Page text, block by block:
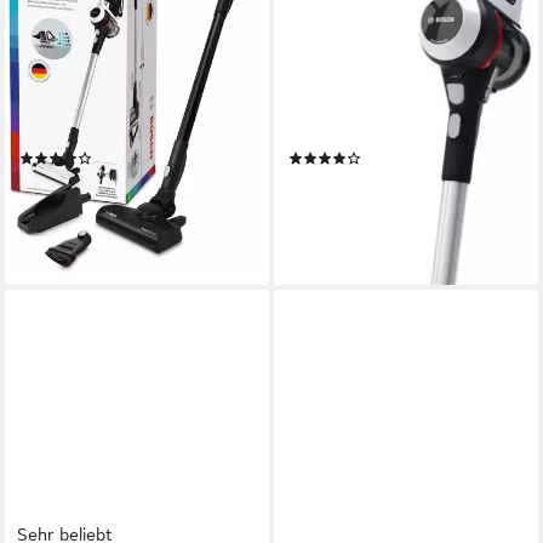
Hygiene-Filter, 10 Jahre
Motorgarantie, leicht
Akkulaufzeit
Gewicht
(214)
199,99 € UVP499,00 €
18,27 €
mtl. in 12 Raten
-60%
lieferbar - in 3-4 Werktagen bei dir
in Germany, 10 Jahre
Motorgarantie, leicht
Hygienefilter, Cartridge Filter mit Pure Air Membran
579,00 €
mtl. in 12 Raten
lieferbar - in 4-5 Werktagen bei dir
Sehr beliebt